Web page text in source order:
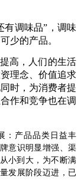
有调味品”，调味
少的产品。
高，人们的生活
理念、价值追求
时，为消费者提
作和竞争也在调
：产品品类日益丰
意识明显增强、渠
小到大，为不断满
发展阶段迈进，已